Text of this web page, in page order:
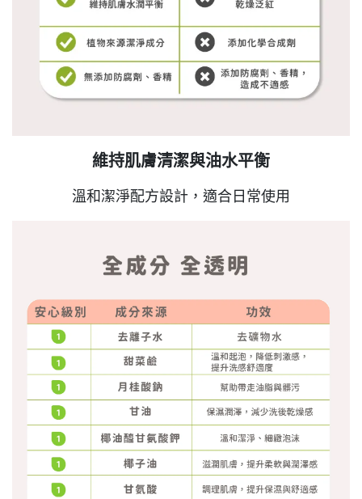
維持肌膚清潔與油水平衡
溫和潔淨配方設計，適合日常使用